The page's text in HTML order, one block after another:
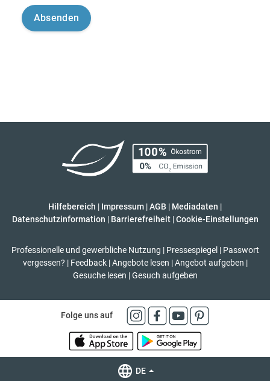
Hilfebereich | Impressum |AGB | Mediadaten |
Datenschutzinformation | Barrierefreiheit | Cookie-Einstellungen
Professionelle und gewerbliche Nutzung | Pressespiegel | Passwort
vergessen? | Feedback | Angebote lesen | Angebot aufgeben |
Gesuche lesen | Gesuch aufgeben
Folge uns auf
DE